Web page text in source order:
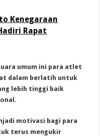
Kenegaraan
Rapat
umum ini para atlet
dalam berlatih untuk
lebih tinggi baik
motivasi bagi para
terus mengukir